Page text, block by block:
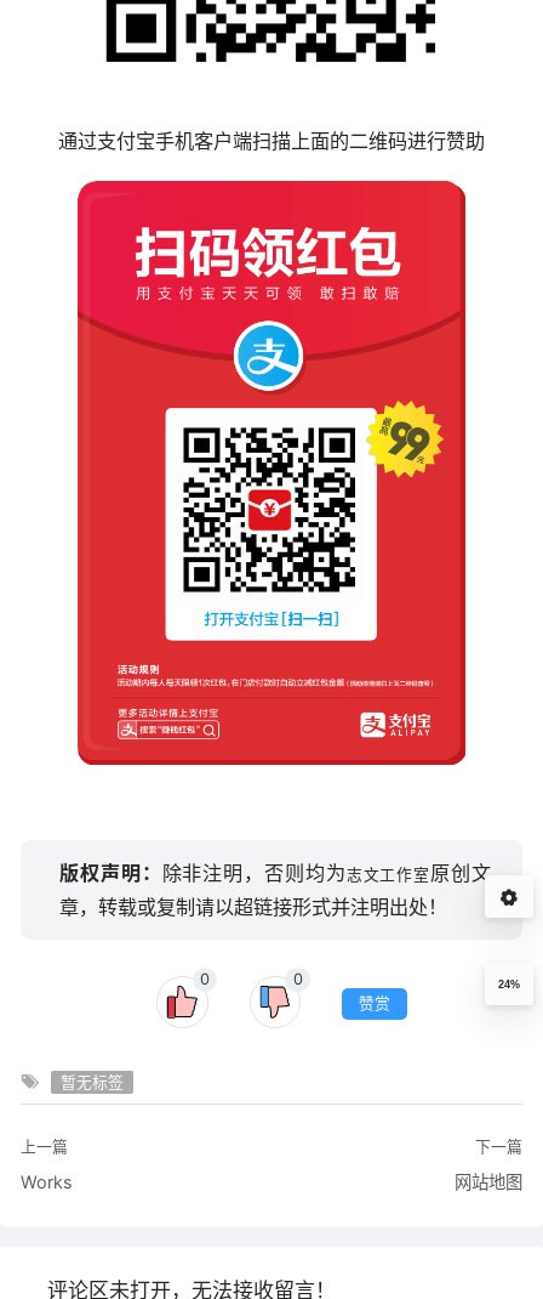
通过支付宝手机客户端扫描上面的二维码进行赞助
版权声明： 除非注明，否则均为志文工作室 原创文
章，转载或复制请以超链接形式并注明出处！
0
0
赞赏
暂无标签
上一篇
Works
下一篇
网站地图
评论区未打开，无法接收留言！
24%